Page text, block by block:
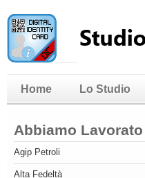
Home Lo Studio
Abbiamo
Agip Petroli
Alta Fedeltà